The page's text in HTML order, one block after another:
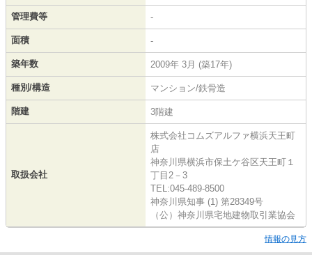
管理費等 -
面積 -
築年数 2009年 3月 (築17年)
種別/構造 マンション/鉄骨造
階建 3階建
取扱会社
株式会社コムズアルファ横浜天王町
店
神奈川県横浜市保土ケ谷区天王町１
丁目2－3
TEL:045-489-8500
神奈川県知事 (1) 第28349号
（公）神奈川県宅地建物取引業協会
情報の見方